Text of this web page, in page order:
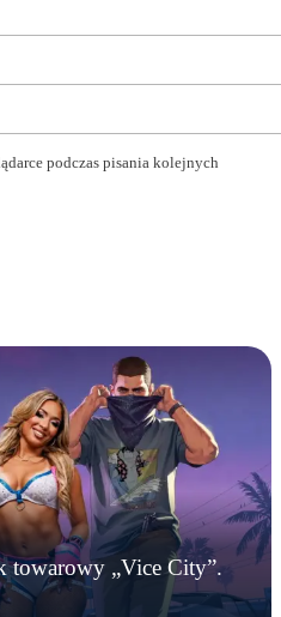
podczas pisania kolejnych
towarowy „Vice City”.